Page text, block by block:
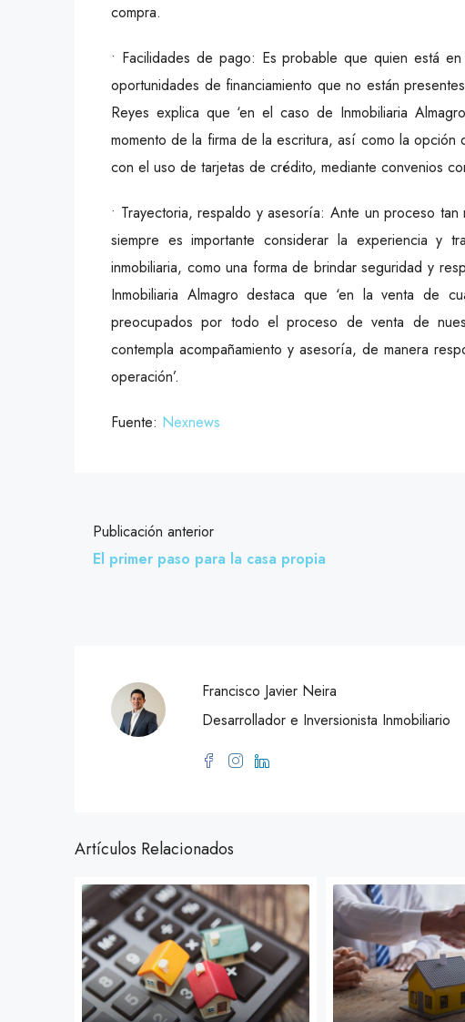
compra.
• Facilidades de pago: Es probable que quien está
oportunidades de financiamiento que no están
Reyes explica que ‘en el caso de Inmobiliaria
momento de la firma de la escritura, así como la
con el uso de tarjetas de crédito, mediante convenios
• Trayectoria, respaldo y asesoría: Ante un proceso
siempre es importante considerar la experiencia y
inmobiliaria, como una forma de brindar seguridad y
Inmobiliaria Almagro destaca que ‘en la venta de
preocupados por todo el proceso de venta de
contempla acompañamiento y asesoría, de manera
operación’.
Fuente: Nexnews
Publicación anterior
El primer paso para la casa propia
Francisco Javier Neira
Desarrollador e Inversionista Inmobiliario
Artículos Relacionados